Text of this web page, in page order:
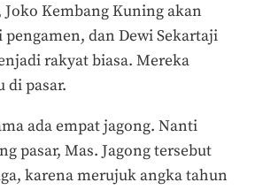
Kembang Kuning akan
pengamen, dan Dewi Sekartaji
rakyat biasa. Mereka
di pasar.
ada empat jagong. Nanti
pasar, Mas. Jagong tersebut
karena merujuk angka tahun